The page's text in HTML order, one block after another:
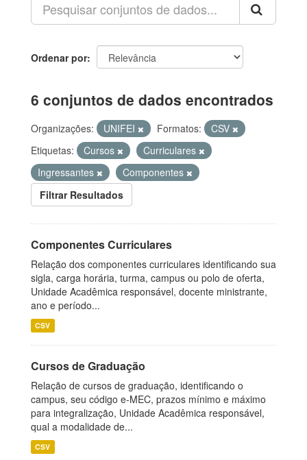
Ordenar por
6 conjuntos de dados encontrados
Organizações: UNIFEI Formatos:
CSV
Etiquetas:
Cursos
Curriculares
Ingressantes
Componentes
Filtrar Resultados
Componentes Curriculares
Relação dos componentes curriculares identificando sua
sigla, carga horária, turma, campus ou polo de oferta,
Unidade Acadêmica responsável, docente ministrante,
ano e período...
CSV
Cursos de Graduação
Relação de cursos de graduação, identificando o
campus, seu código e-MEC, prazos mínimo e máximo
para integralização, Unidade Acadêmica responsável,
qual a modalidade de...
CSV